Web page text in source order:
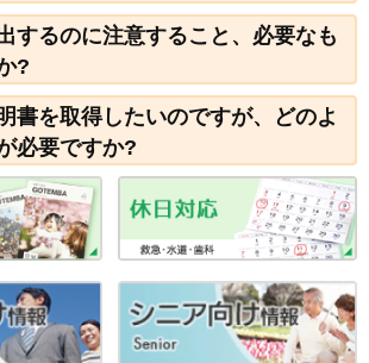
するのに注意すること、必要なも
?
書を取得したいのですが、どのよ
必要ですか?